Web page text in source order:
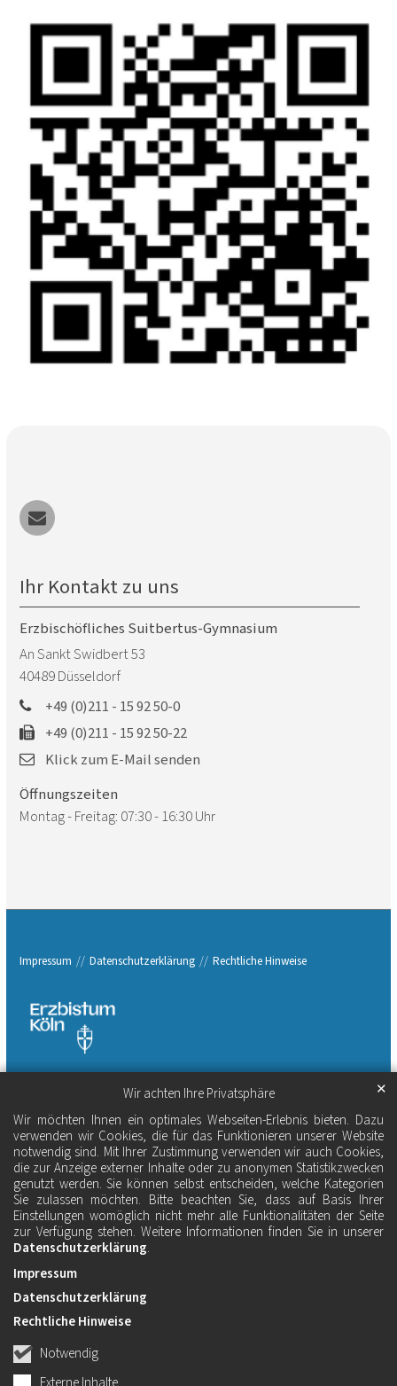
Wir achten Ihre Privatsphäre
Wir möchten Ihnen ein optimales Webseiten-Erlebnis bieten. Dazu
verwenden wir Cookies, die für das Funktionieren unserer Website
notwendig sind. Mit Ihrer Zustimmung verwenden wir auch Cookies,
die zur Anzeige externer Inhalte oder zu anonymen Statistikzwecken
genutzt werden. Sie können selbst entscheiden, welche Kategorien
Sie zulassen möchten. Bitte beachten Sie, dass auf Basis Ihrer
Einstellungen womöglich nicht mehr alle Funktionalitäten der Seite
zur Verfügung stehen. Weitere Informationen finden Sie in unserer
Datenschutzerklärung.
Notwendig
✕
Impressum
Datenschutzerklärung
Rechtliche Hinweise
Ihr Kontakt zu uns
Erzbischöfliches Suitbertus-Gymnasium
An Sankt Swidbert 53
40489Düsseldorf
+49 (0)211 - 15 92 50-0
+49 (0)211 - 15 92 50-22
Klick zum E-Mail senden
Öffnungszeiten
Montag - Freitag: 07:30 - 16:30 Uhr
Impressum Datenschutzerklärung Rechtliche Hinweise